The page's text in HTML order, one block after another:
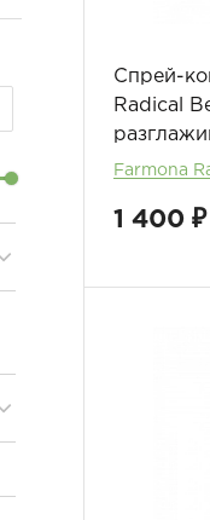
Спрей-
Radical
Farmona
1 400 ₽